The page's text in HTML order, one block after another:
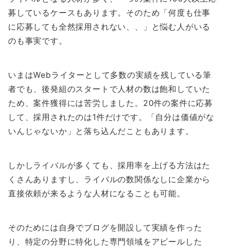
募しているケースもあります。そのため「何度も仕事
に応募しても全然採用されない、、」と悩む人がいる
のも事実です。
いまはWebライターとして多数の実績を残している筆
者でも、後発組のスタートで人材の数は飽和していた
ため、案件獲得には苦労しました。20件の案件に応募
して、採用されたのは1件だけです。「自分は価値がな
いんじゃないか」と落ち込んだこともあります。
しかしライバルが多くても、採用率を上げる方法はた
くさんありますし、ライバルの数関係なしに企業から
直接依頼が来るような人材になることも可能。
そのためには自身でブログを開設して実績を作った
り、特定の分野に特化した専門領域をアピールした